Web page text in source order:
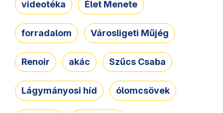
videotéka Élet Menete
forradalom Városligeti Műjég
Renoir akác Szűcs Csaba
Lágymányosi híd ólomcsövek